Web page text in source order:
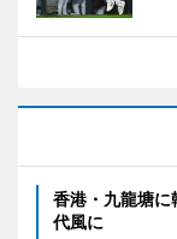
香港・九龍塘
代風に